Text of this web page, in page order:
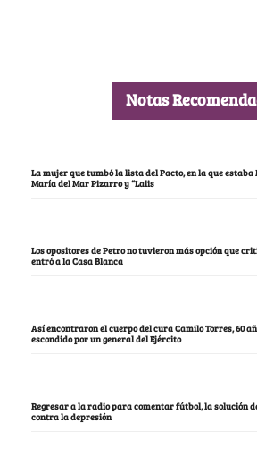
Notas
La mujer que tumbó la lista del Pacto, en la que
María del Mar Pizarro y “Lalis
Los opositores de Petro no tuvieron más opción que
entró a la Casa Blanca
Así encontraron el cuerpo del cura Camilo Torres, 60
escondido por un general del Ejército
Regresar a la radio para comentar fútbol, la solución
contra la depresión